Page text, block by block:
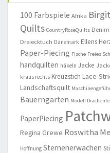
100 Farbspiele Afrika
Quilts CountryRoseQuilts
Dreiecktuch Dänemark Ellens
Paper-Piecing Fische Freies
handquilten häkeln Jacke
kraus rechts Kreuzstich Lace-
Landschaftsquilt
Bauerngarten Modell
PaperPiecing
Regina Grewe Roswitha
Hoffnung Sternenerwachen